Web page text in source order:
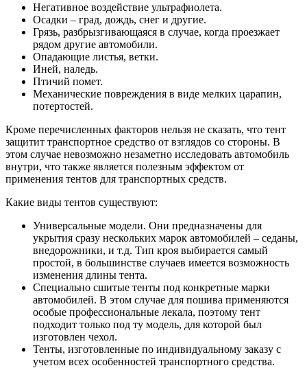
Негативное воздействие ультрафиолета.
Осадки – град, дождь, снег и другие.
Грязь, разбрызгивающаяся в случае, когда проезжает
рядом другие автомобили.
Опадающие листья, ветки.
Иней, наледь.
Птичий помет.
Механические повреждения в виде мелких царапин,
потертостей.
Кроме перечисленных факторов нельзя не сказать, что тент
защитит транспортное средство от взглядов со стороны. В
этом случае невозможно незаметно исследовать автомобиль
внутри, что также является полезным эффектом от
применения тентов для транспортных средств.
Какие виды тентов существуют:
Универсальные модели. Они предназначены для
укрытия сразу нескольких марок автомобилей – седаны,
внедорожники, и т.д. Тип кроя выбирается самый
простой, в большинстве случаев имеется возможность
изменения длины тента.
Специально сшитые тенты под конкретные марки
автомобилей. В этом случае для пошива применяются
особые профессиональные лекала, поэтому тент
подходит только под ту модель, для которой был
изготовлен чехол.
Тенты, изготовленные по индивидуальному заказу с
учетом всех особенностей транспортного средства.